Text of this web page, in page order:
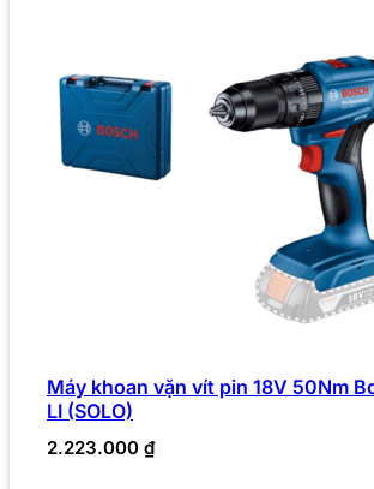
Máy khoan vặn vít pin 18V 50Nm
LI (SOLO)
2.223.000 ₫